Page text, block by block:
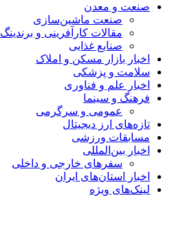
صنعت و معدن
صنعت ماشین‌سازی
مقالات کارآفرینی و برندینگ
صنایع غذایی
اخبار بازار مسکن و املاک
سلامت و پزشکی
اخبار علم و فناوری
فرهنگ و سینما
عمومی و سرگرمی
تازه‌های ارز دیجیتال
مسابقات ورزشی
اخبار بین‌المللی
سفرهای خارجی و داخلی
اخبار استان‌های ایران
لینک‌های ویژه